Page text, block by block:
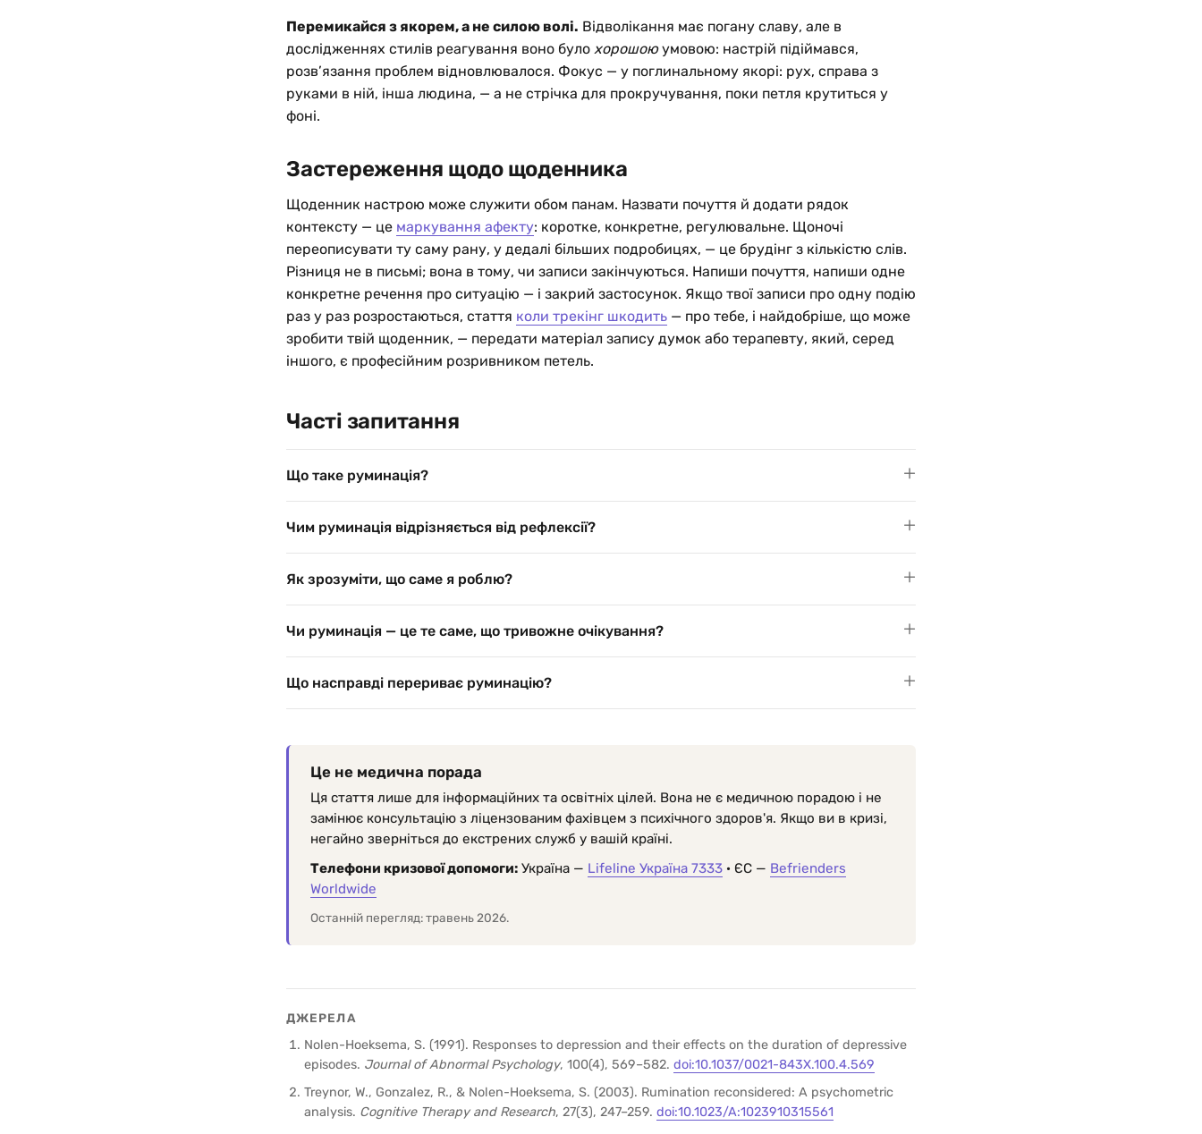
Перемикайся з якорем, а не силою волі. Відволікання має погану славу, але в
дослідженнях стилів реагування воно було хорошоюумовою: настрій підіймався,
розв’язання проблем відновлювалося. Фокус — у поглинальному якорі: рух, справа з
руками в ній, інша людина, — а не стрічка для прокручування, поки петля крутиться у
фоні.
Застереження щодо щоденника
Щоденник настрою може служити обом панам. Назвати почуття й додати рядок
контексту — це маркування афекту: коротке, конкретне, регулювальне. Щоночі
переописувати ту саму рану, у дедалі більших подробицях, — це брудінг з кількістю слів.
Різниця не в письмі; вона в тому, чи записи закінчуються. Напиши почуття, напиши одне
конкретне речення про ситуацію — і закрий застосунок. Якщо твої записи про одну подію
раз у раз розростаються, стаття коли трекінг шкодить — про тебе, і найдобріше, що може
зробити твій щоденник, — передати матеріал запису думок або терапевту, який, серед
іншого, є професійним розривником петель.
Часті запитання
Що таке руминація?
Чим руминація відрізняється від рефлексії?
Як зрозуміти, що саме я роблю?
Чи руминація — це те саме, що тривожне очікування?
Що насправді перериває руминацію?
Це не медична порада
Ця стаття лише для інформаційних та освітніх цілей. Вона не є медичною порадою і не
замінює консультацію з ліцензованим фахівцем з психічного здоров'я. Якщо ви в кризі,
негайно зверніться до екстрених служб у вашій країні.
Телефони кризової допомоги: Україна — Lifeline Україна 7333 · ЄС — Befrienders
Worldwide
Останній перегляд: травень 2026.
ДЖЕРЕЛА
Nolen-Hoeksema, S. (1991). Responses to depression and their effects on the duration of depressive
episodes. Journal of Abnormal Psychology, 100(4), 569–582. doi:10.1037/0021-843X.100.4.569
Treynor, W., Gonzalez, R., & Nolen-Hoeksema, S. (2003). Rumination reconsidered: A psychometric
analysis. Cognitive Therapy and Research, 27(3), 247–259. doi:10.1023/A:1023910315561